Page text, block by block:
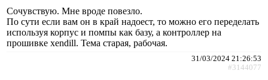
Сочувствую. Мне вроде повезло.
По сути если вам он в край надоест, то можно его переделать
используя корпус и помпы как базу, а контроллер на
прошивке xendill. Тема старая, рабочая.
31/03/2024 21:26:53
#3144077